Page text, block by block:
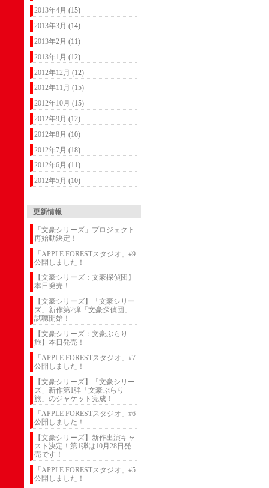
2013年4月 (15)
2013年3月 (14)
2013年2月 (11)
2013年1月 (12)
2012年12月 (12)
2012年11月 (15)
2012年10月 (15)
2012年9月 (12)
2012年8月 (10)
2012年7月 (18)
2012年6月 (11)
2012年5月 (10)
更新情報
「文豪シリーズ」プロジェクト
再始動決定！
「APPLE FORESTスタジオ」#9
公開しました！
【文豪シリーズ：文豪探偵団】
本日発売！
【文豪シリーズ】「文豪シリー
ズ」新作第2弾「文豪探偵団」
試聴開始！
【文豪シリーズ：文豪ぶらり
旅】本日発売！
「APPLE FORESTスタジオ」#7
公開しました！
【文豪シリーズ】「文豪シリー
ズ」新作第1弾「文豪ぶらり
旅」のジャケット完成！
「APPLE FORESTスタジオ」#6
公開しました！
【文豪シリーズ】新作出演キャ
スト決定！第1弾は10月28日発
売です！
「APPLE FORESTスタジオ」#5
公開しました！